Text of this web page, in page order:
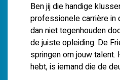
Ben jij die handige
professionele carrière in
dan niet tegenhouden
de juiste opleiding. De
springen om jouw talent.
hebt, is iemand die de